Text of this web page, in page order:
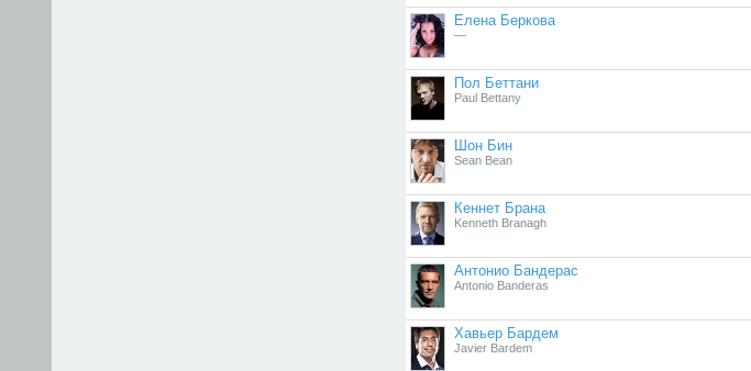
Елена Беркова
—
Пол Беттани
Paul Bettany
Шон Бин
Sean Bean
Кеннет Брана
Kenneth Branagh
Антонио Бандерас
Antonio Banderas
Хавьер Бардем
Javier Bardem